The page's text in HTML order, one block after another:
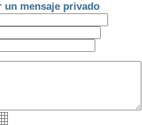
un mensaje privado